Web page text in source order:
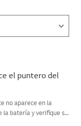
el puntero del
no aparece en la
la batería y verifique si